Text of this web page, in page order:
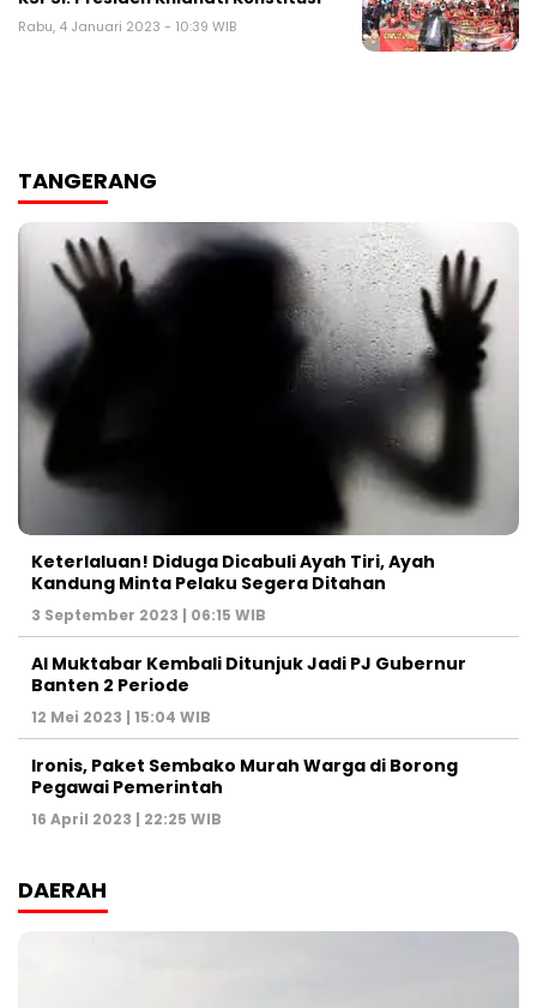
Rabu, 4 Januari 2023 - 10:39 WIB
TANGERANG
Keterlaluan! Diduga Dicabuli Ayah Tiri, Ayah
Kandung Minta Pelaku Segera Ditahan
3 September 2023 | 06:15 WIB
Al Muktabar Kembali Ditunjuk Jadi PJ Gubernur
Banten 2 Periode
12 Mei 2023 | 15:04 WIB
Ironis, Paket Sembako Murah Warga di Borong
Pegawai Pemerintah
16 April 2023 | 22:25 WIB
DAERAH